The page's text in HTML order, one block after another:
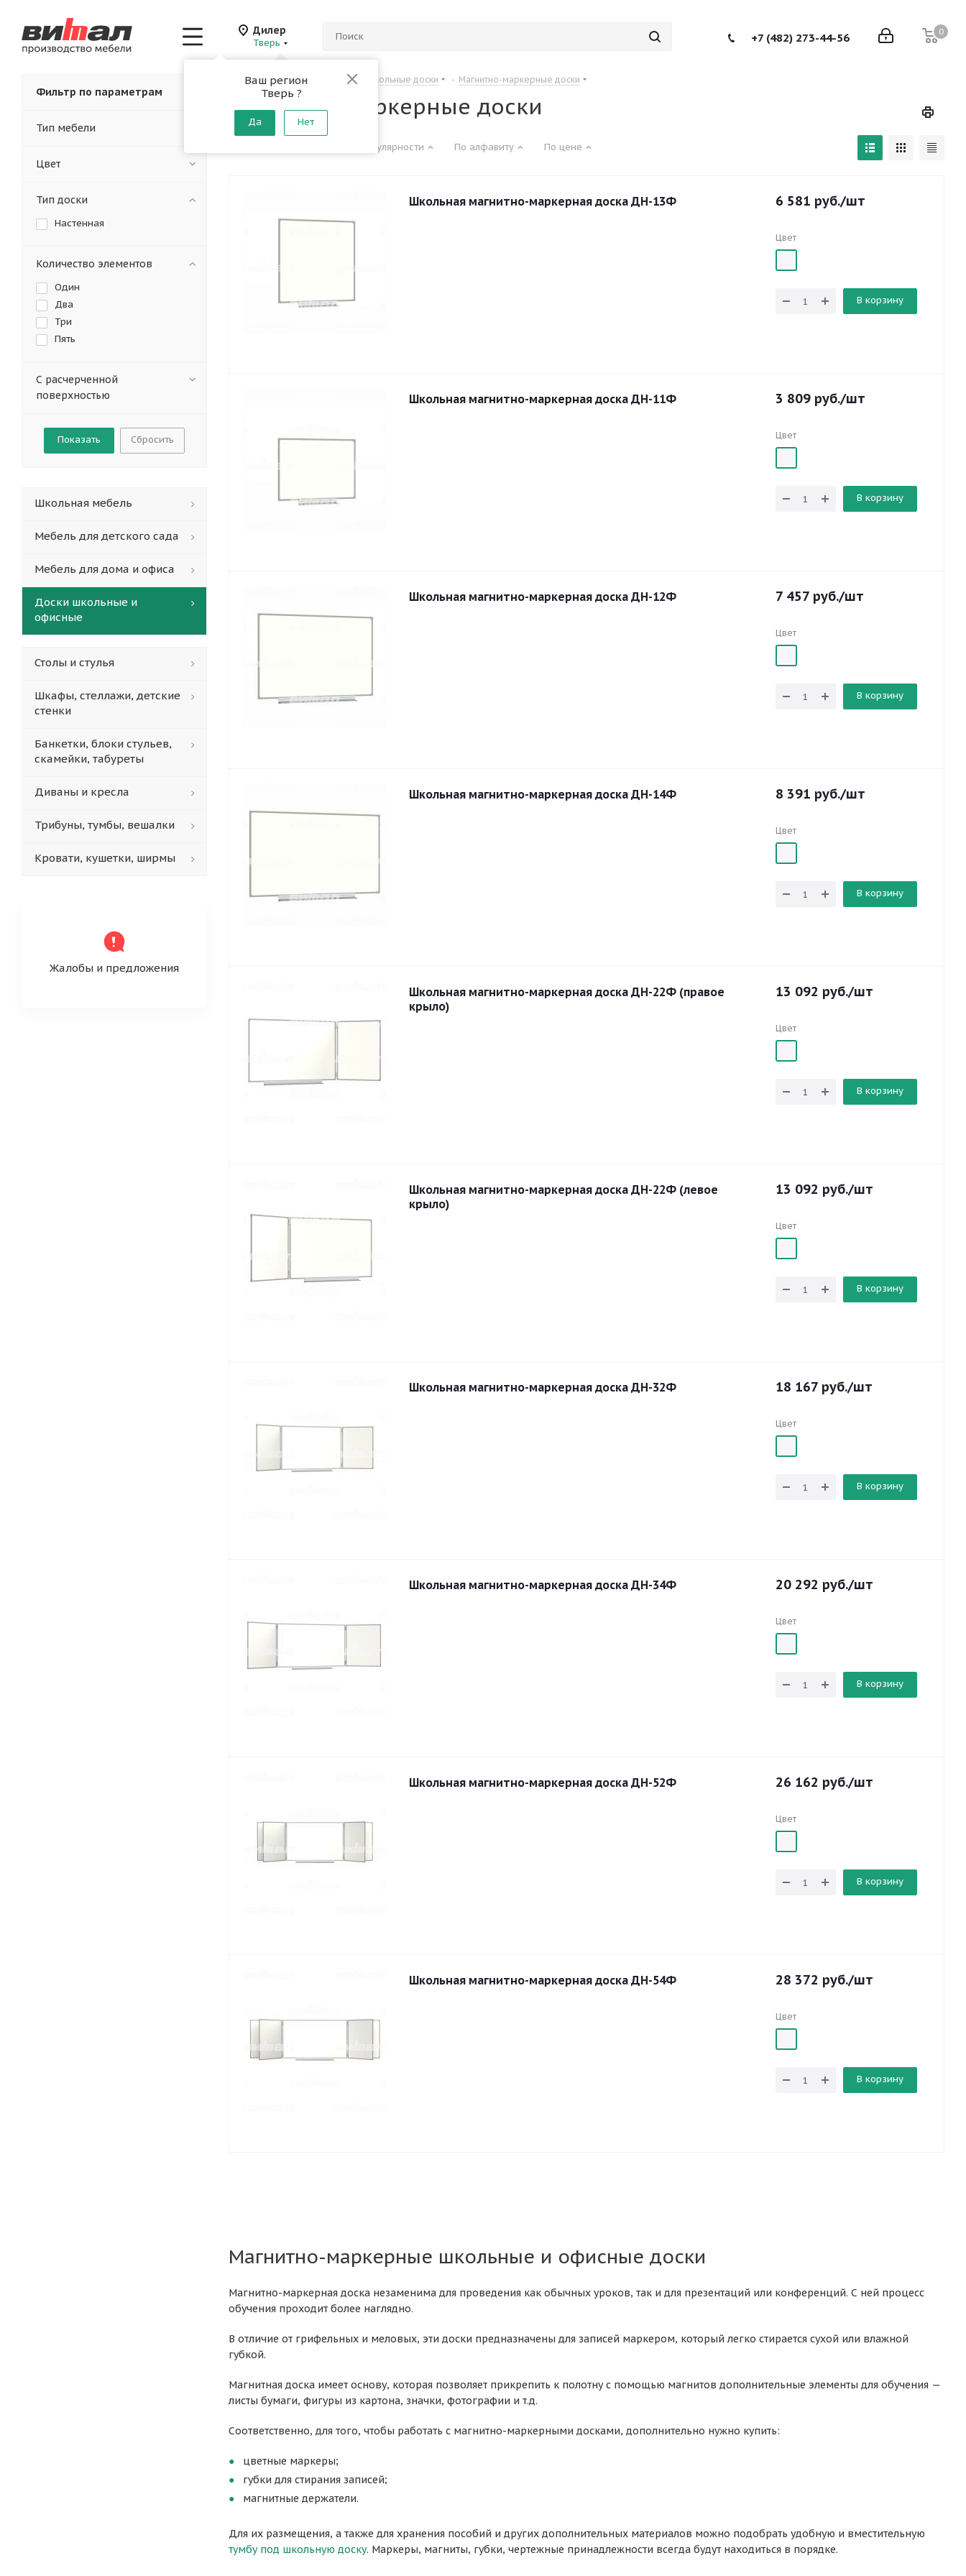
Дилер
Тверь
Ваш регион
Тверь ?
Да Нет
0
+7 (482) 273-44-56
Главная - Каталог Офисные и школьные доски - Магнитно-маркерные доски
Магнитно-маркерные доски
По популярности По алфавиту По цене
Школьная магнитно-маркерная доска ДН-13Ф 6 581 руб./шт
Цвет
В корзину
Школьная магнитно-маркерная доска ДН-11Ф 3 809 руб./шт
Цвет
В корзину
Школьная магнитно-маркерная доска ДН-12Ф 7 457 руб./шт
Цвет
В корзину
Школьная магнитно-маркерная доска ДН-14Ф 8 391 руб./шт
Цвет
В корзину
Школьная магнитно-маркерная доска ДН-22Ф (правое
крыло)
13 092 руб./шт
Цвет
В корзину
Школьная магнитно-маркерная доска ДН-22Ф (левое
крыло)
13 092 руб./шт
Цвет
В корзину
Школьная магнитно-маркерная доска ДН-32Ф 18 167 руб./шт
Цвет
В корзину
Школьная магнитно-маркерная доска ДН-34Ф 20 292 руб./шт
Цвет
В корзину
Школьная магнитно-маркерная доска ДН-52Ф 26 162 руб./шт
Цвет
В корзину
Школьная магнитно-маркерная доска ДН-54Ф 28 372 руб./шт
Цвет
В корзину
Магнитно-маркерные школьные и офисные доски
Магнитно-маркерная доска незаменима для проведения как обычных уроков, так и для презентаций или конференций. С ней процесс
обучения проходит более наглядно.
В отличие от грифельных и меловых, эти доски предназначены для записей маркером, который легко стирается сухой или влажной
губкой.
Магнитная доска имеет основу, которая позволяет прикрепить к полотну с помощью магнитов дополнительные элементы для обучения —
листы бумаги, фигуры из картона, значки, фотографии и т.д.
Соответственно, для того, чтобы работать с магнитно-маркерными досками, дополнительно нужно купить:
цветные маркеры;
губки для стирания записей;
магнитные держатели.
Для их размещения, а также для хранения пособий и других дополнительных материалов можно подобрать удобную и вместительную
тумбу под школьную доску. Маркеры, магниты, губки, чертежные принадлежности всегда будут находиться в порядке.
Фильтр по параметрам
Тип мебели
Цвет
Тип доски
Настенная
Количество элементов
Один
Два
Три
Пять
С расчерченной
поверхностью
Сбросить
Школьная мебель
Мебель для детского сада
Мебель для дома и офиса
Доски школьные и
офисные
Столы и стулья
Шкафы, стеллажи, детские
стенки
Банкетки, блоки стульев,
скамейки, табуреты
Диваны и кресла
Трибуны, тумбы, вешалки
Кровати, кушетки, ширмы
Жалобы и предложения